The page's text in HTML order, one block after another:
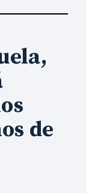
de